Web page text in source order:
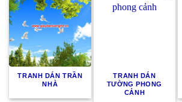
TRANH DÁN TRẦN
NHÀ
TRANH DÁN
TƯỜNG PHONG
CẢNH